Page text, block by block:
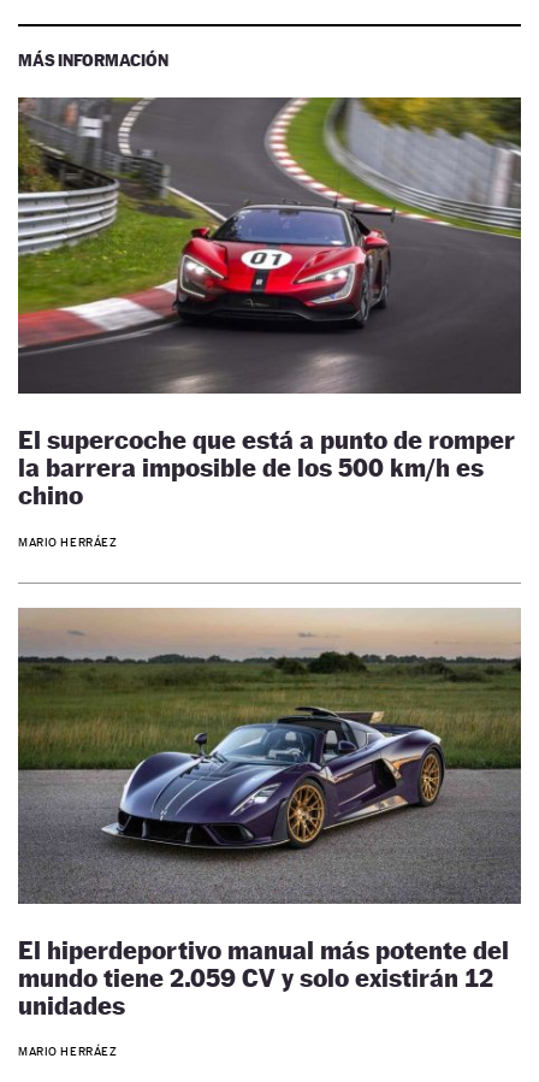
MÁS INFORMACIÓN
El supercoche que está a punto de romper
la barrera imposible de los 500 km/h es
chino
MARIO HERRÁEZ
El hiperdeportivo manual más potente del
mundo tiene 2.059 CV y solo existirán 12
unidades
MARIO HERRÁEZ